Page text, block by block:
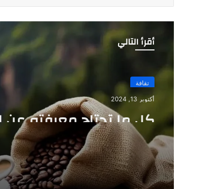
أقرأ التالي
تقافة
أكتوبر 13, 2024
كل ما تحتاج معرفته